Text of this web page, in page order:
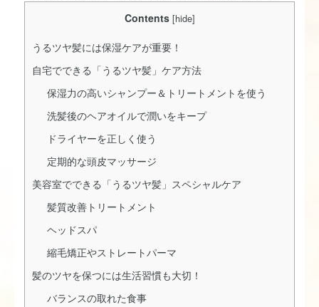
Contents [hide]
うるツヤ髪には保湿ケアが重要！
自宅でできる「うるツヤ髪」ケア方法
保湿力の高いシャンプー＆トリートメントを使う
洗髪後のヘアオイルで潤いをキープ
ドライヤーを正しく使う
定期的な頭皮マッサージ
美容室でできる「うるツヤ髪」スペシャルケア
髪質改善トリートメント
ヘッドスパ
縮毛矯正やストレートパーマ
髪のツヤを保つには生活習慣も大切！
バランスの取れた食事